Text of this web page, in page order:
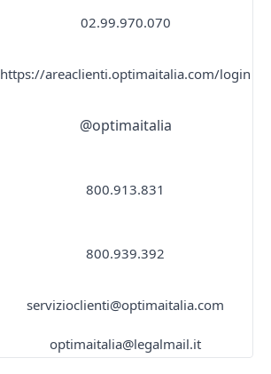
02.99.970.070
https://areaclienti.optimaitalia.com/login
@optimaitalia
800.913.831
800.939.392
servizioclienti@optimaitalia.com
optimaitalia@legalmail.it